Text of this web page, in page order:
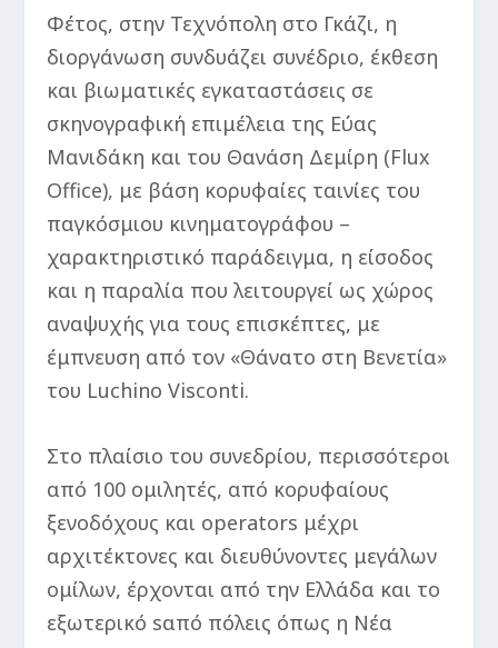
Φέτος, στην Τεχνόπολη στο Γκάζι, η
διοργάνωση συνδυάζει συνέδριο, έκθεση
και βιωματικές εγκαταστάσεις σε
σκηνογραφική επιμέλεια της Εύας
Μανιδάκη και του Θανάση Δεμίρη (Flux
Office), με βάση κορυφαίες ταινίες του
παγκόσμιου κινηματογράφου –
χαρακτηριστικό παράδειγμα, η είσοδος
και η παραλία που λειτουργεί ως χώρος
αναψυχής για τους επισκέπτες, με
έμπνευση από τον «Θάνατο στη Βενετία»
του Luchino Visconti.
Στο πλαίσιο του συνεδρίου, περισσότεροι
από 100 ομιλητές, από κορυφαίους
ξενοδόχους και operators μέχρι
αρχιτέκτονες και διευθύνοντες μεγάλων
ομίλων, έρχονται από την Ελλάδα και το
εξωτερικό sαπό πόλεις όπως η Νέα